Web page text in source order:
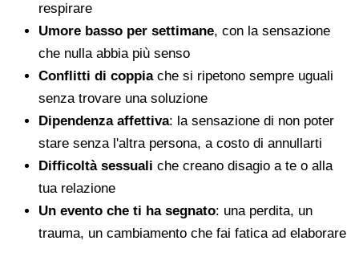
respirare
Umore basso per settimane, con la sensazione
che nulla abbia più senso
Conflitti di coppiache si ripetono sempre uguali
senza trovare una soluzione
Dipendenza affettiva: la sensazione di non poter
stare senza l'altra persona, a costo di annullarti
Difficoltà sessuali che creano disagio a te o alla
tua relazione
Un evento che ti ha segnato: una perdita, un
trauma, un cambiamento che fai fatica ad elaborare